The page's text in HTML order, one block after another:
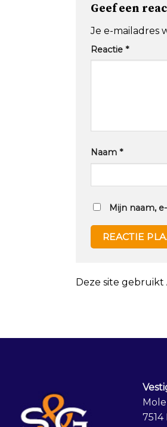
Geef een
Je e-mailadres
Reactie *
Naam *
Mijn naam,
Deze site